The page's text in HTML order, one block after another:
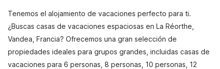
Tenemos el alojamiento de vacaciones perfecto para ti.
¿Buscas casas de vacaciones espaciosas en La Réorthe,
Vandea, Francia? Ofrecemos una gran selección de
propiedades ideales para grupos grandes, incluidas casas de
vacaciones para 6 personas, 8 personas, 10 personas, 12